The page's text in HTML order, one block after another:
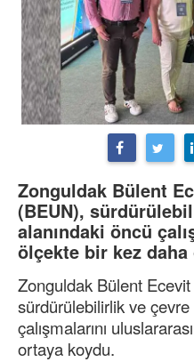
Zonguldak Bülent
(BEUN),
alanındaki öncü
ölçekte bir kez
Zonguldak Bülent
sürdürülebilirlik ve
çalışmalarını
ortaya koydu.